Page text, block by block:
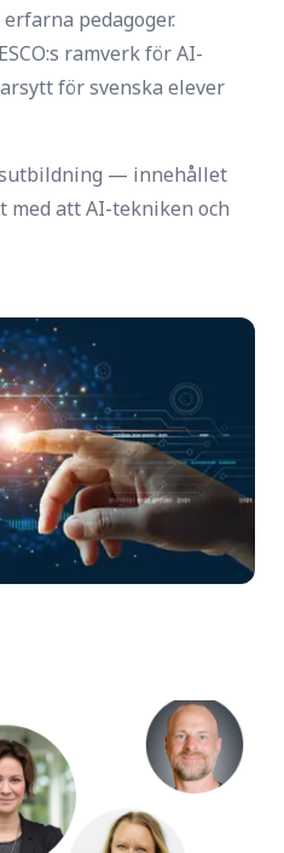
pedagoger.
ramverk för AI-
för svenska elever
— innehållet
med att AI-tekniken och